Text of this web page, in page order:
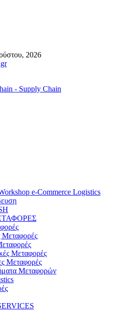
2026
- Supply Chain
e-Commerce Logistics
Μεταφορές
Μεταφορές
Μεταφορές
Μεταφορών